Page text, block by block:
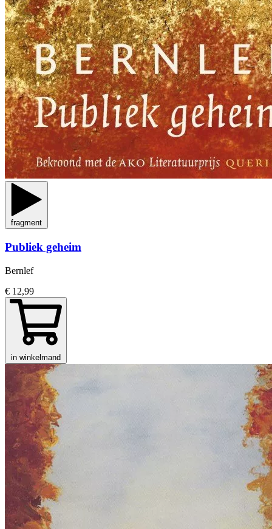
fragment
Publiek geheim
Bernlef
€ 12,99
in winkelmand